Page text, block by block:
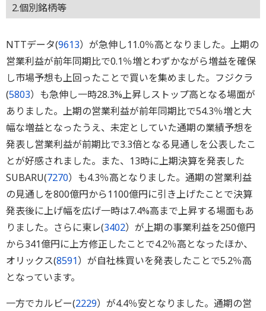
2.個別銘柄等
NTTデータ(9613）が急伸し11.0％高となりました。上期の
営業利益が前年同期比で0.1％増とわずかながら増益を確保
し市場予想も上回ったことで買いを集めました。フジクラ
(5803）も急伸し一時28.3%上昇しストップ高となる場面が
ありました。上期の営業利益が前年同期比で54.3％増と大
幅な増益となったうえ、未定としていた通期の業績予想を
発表し営業利益が前期比で3.3倍となる見通しを公表したこ
とが好感されました。また、13時に上期決算を発表した
SUBARU(7270）も4.3％高となりました。通期の営業利益
の見通しを800億円から1100億円に引き上げたことで決算
発表後に上げ幅を広げ一時は7.4%高まで上昇する場面もあ
りました。さらに東レ(3402）が上期の事業利益を250億円
から341億円に上方修正したことで4.2％高となったほか、
オリックス(8591）が自社株買いを発表したことで5.2％高
となっています。
一方でカルビー(2229）が4.4％安となりました。通期の営